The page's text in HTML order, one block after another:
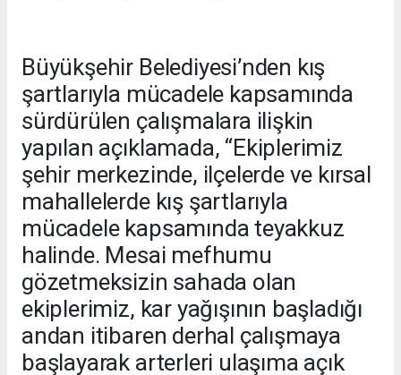
Büyükşehir Belediyesi’nden kış
şartlarıyla mücadele kapsamında
sürdürülen çalışmalara ilişkin
yapılan açıklamada, “Ekiplerimiz
şehir merkezinde, ilçelerde ve kırsal
mahallelerde kış şartlarıyla
mücadele kapsamında teyakkuz
halinde. Mesai mefhumu
gözetmeksizin sahada olan
ekiplerimiz, kar yağışının başladığı
andan itibaren derhal çalışmaya
başlayarak arterleri ulaşıma açık